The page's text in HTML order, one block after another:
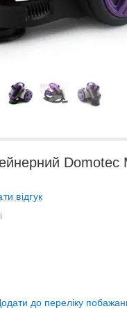
Domotec
відгук
до переліку